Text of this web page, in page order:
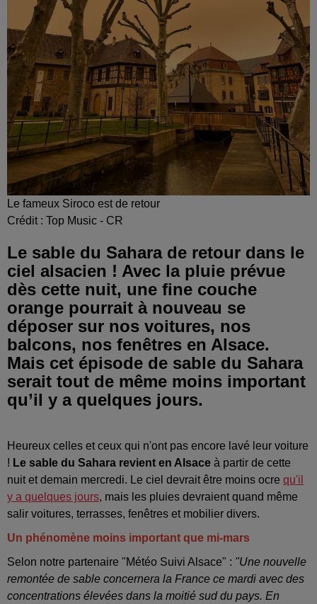
Le fameux Siroco est de retour
Crédit : Top Music - CR
Le sable du Sahara de retour dans le
ciel alsacien ! Avec la pluie prévue
dès cette nuit, une fine couche
orange pourrait à nouveau se
déposer sur nos voitures, nos
balcons, nos fenêtres en Alsace.
Mais cet épisode de sable du Sahara
serait tout de même moins important
qu’il y a quelques jours.
Heureux celles et ceux qui n'ont pas encore lavé leur voiture
! Le sable du Sahara revient en Alsace à partir de cette
nuit et demain mercredi. Le ciel devrait être moins ocre qu'il
y a quelques jours, mais les pluies devraient quand même
salir voitures, terrasses, fenêtres et mobilier divers.
Un phénomène moins important que mi-mars
Selon notre partenaire "Météo Suivi Alsace" : "Une nouvelle
remontée de sable concernera la France ce mardi avec des
concentrations élevées dans la moitié sud du pays. En